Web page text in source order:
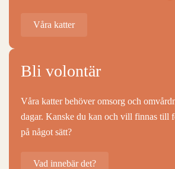
Våra katter
Bli volontär
Våra katter behöver omsorg och
dagar. Kanske du kan och vill finnas till
på något sätt?
Vad innebär det?